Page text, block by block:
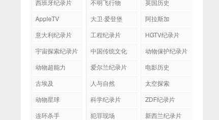
西班牙纪录片
不明飞行物
英国历史
AppleTV
大卫·爱登堡
阿拉斯加
意大利纪录片
工程纪录片
HGTV纪录片
宇宙探索纪录片
中国传统文化
动物保护纪录片
动物超能力
爱尔兰纪录片
电影历史
古埃及
人与自然
太空探索
动物星球
科学纪录片
ZDF纪录片
连环杀手
犯罪现场
新西兰纪录片